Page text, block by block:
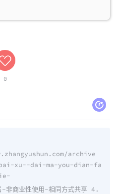
0
archive
xu--dai-ma-you-dian-fa
-非商业性使用-相同方式共享 4.